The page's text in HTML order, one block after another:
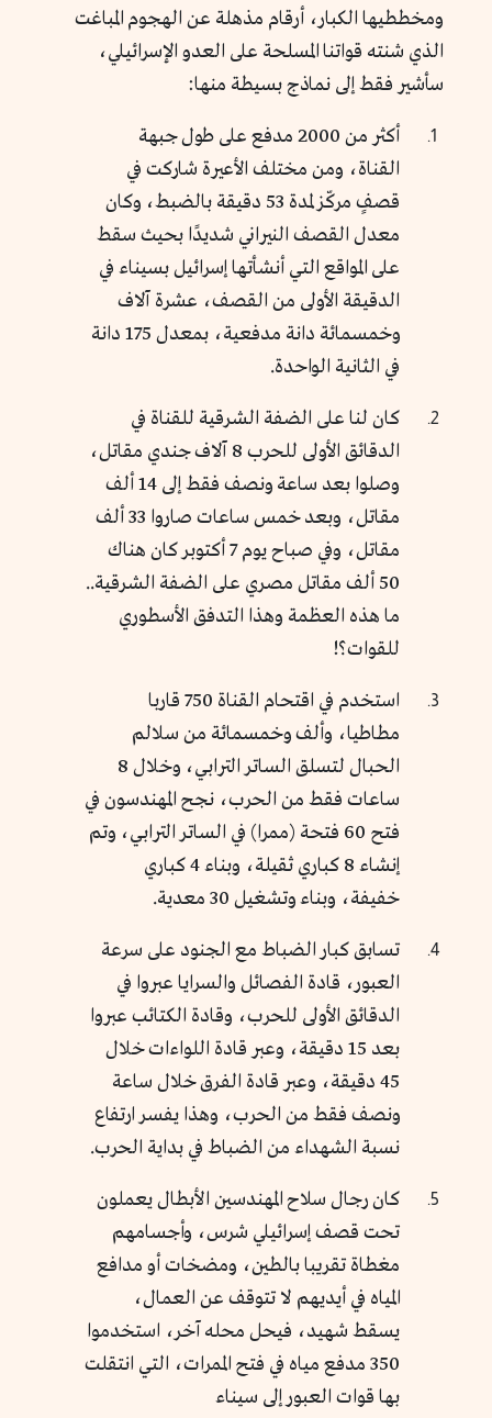
ومخططيها الكبار، أرقام مذهلة عن الهجوم المباغت
الذي شنته قواتنا المسلحة على العدو الإسرائيلي،
سأشير فقط إلى نماذج بسيطة منها:
أكثر من 2000 مدفع على طول جبهة
القناة، ومن مختلف الأعيرة شاركت في
قصفٍ مركّز لمدة 53 دقيقة بالضبط، وكان
معدل القصف النيراني شديدًا بحيث سقط
على المواقع التي أنشأتها إسرائيل بسيناء في
الدقيقة الأولى من القصف، عشرة آلاف
وخمسمائة دانة مدفعية، بمعدل 175 دانة
في الثانية الواحدة.
كان لنا على الضفة الشرقية للقناة في
الدقائق الأولى للحرب 8 آلاف جندي مقاتل،
وصلوا بعد ساعة ونصف فقط إلى 14 ألف
مقاتل، وبعد خمس ساعات صاروا 33 ألف
مقاتل، وفي صباح يوم 7 أكتوبر كان هناك
50 ألف مقاتل مصري على الضفة الشرقية..
ما هذه العظمة وهذا التدفق الأسطوري
للقوات؟!
استخدم في اقتحام القناة 750 قاربا
مطاطيا، وألف وخمسمائة من سلالم
الحبال لتسلق الساتر الترابي، وخلال 8
ساعات فقط من الحرب، نجح المهندسون في
فتح 60 فتحة (ممرا) في الساتر الترابي، وتم
إنشاء 8 كباري ثقيلة، وبناء 4 كباري
خفيفة، وبناء وتشغيل 30 معدية.
تسابق كبار الضباط مع الجنود على سرعة
العبور، قادة الفصائل والسرايا عبروا في
الدقائق الأولى للحرب، وقادة الكتائب عبروا
بعد 15 دقيقة، وعبر قادة اللواءات خلال
45 دقيقة، وعبر قادة الفرق خلال ساعة
ونصف فقط من الحرب، وهذا يفسر ارتفاع
نسبة الشهداء من الضباط في بداية الحرب.
كان رجال سلاح المهندسين الأبطال يعملون
تحت قصف إسرائيلي شرس، وأجسامهم
مغطاة تقريبا بالطين، ومضخات أو مدافع
المياه في أيديهم لا تتوقف عن العمال،
يسقط شهيد، فيحل محله آخر، استخدموا
350 مدفع مياه في فتح الممرات، التي انتقلت
بها قوات العبور إلى سيناء